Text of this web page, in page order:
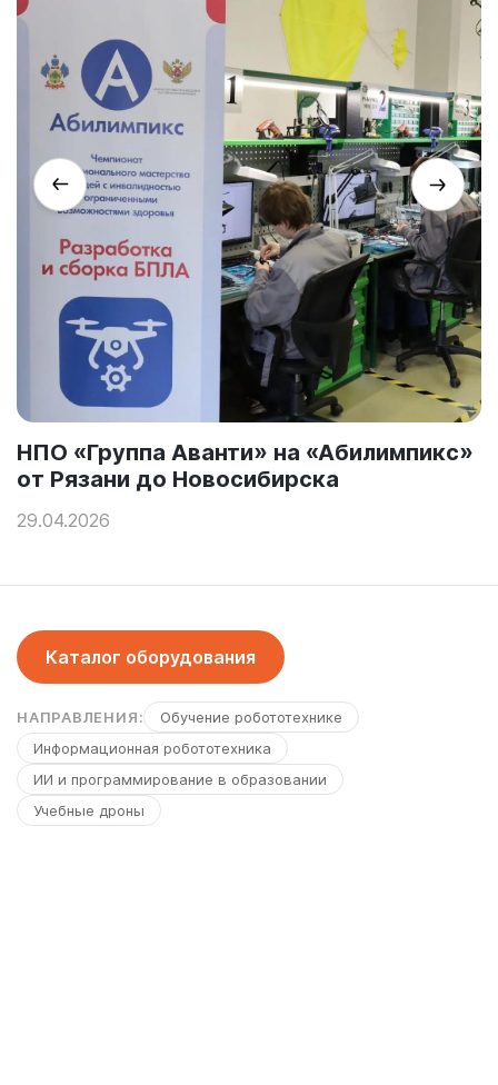
НПО «Группа Аванти» на «Абилимпикс»
от Рязани до Новосибирска
29.04.2026
Каталог оборудования
НАПРАВЛЕНИЯ:
Обучение робототехнике
Информационная робототехника
ИИ и программирование в образовании
Учебные дроны